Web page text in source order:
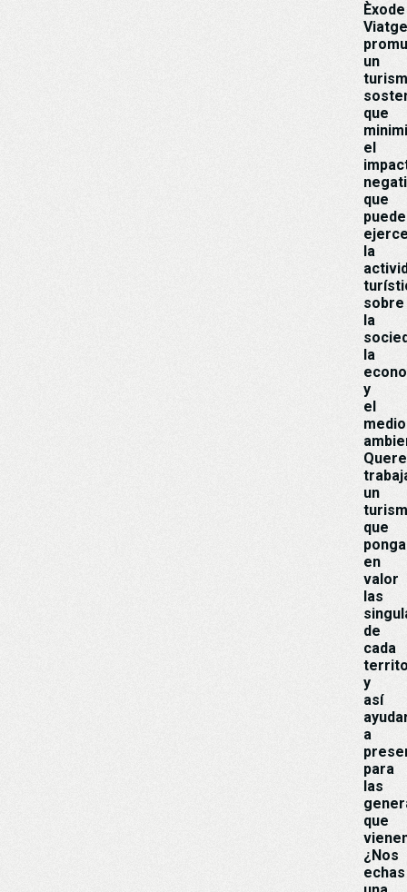
Èxode
un
que
el
que
puede
la
sobre
la
la
y
el
medio
un
que
ponga
en
valor
las
de
cada
y
así
a
para
las
que
¿Nos
echas